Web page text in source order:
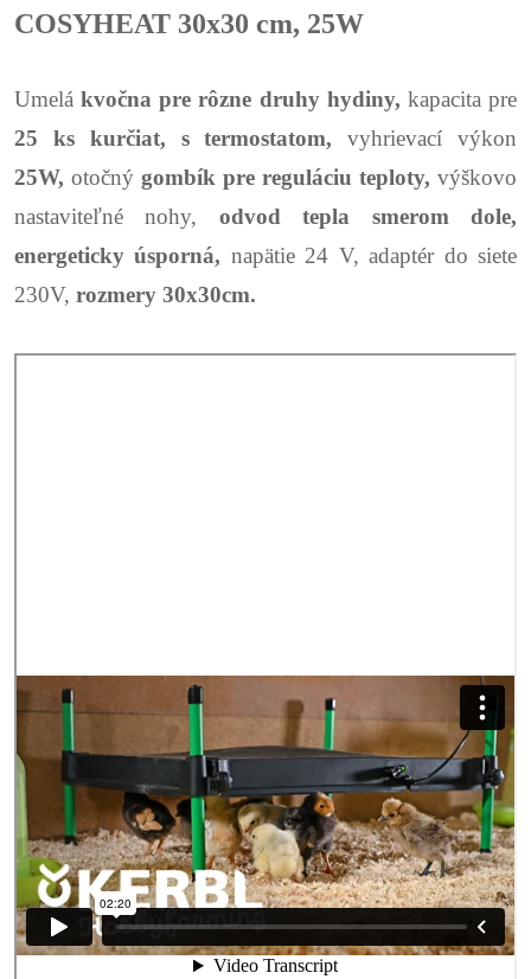
COSYHEAT 30x30 cm, 25W
Umelákvočna pre rôzne druhy hydiny, kapacita pre
25 ks kurčiat, s termostatom,vyhrievací výkon
25W, otočný gombík pre reguláciu teploty, výškovo
nastaviteľné nohy, odvod tepla smerom dole,
energeticky úsporná, napätie 24 V, adaptér do siete
230V, rozmery 30x30cm.